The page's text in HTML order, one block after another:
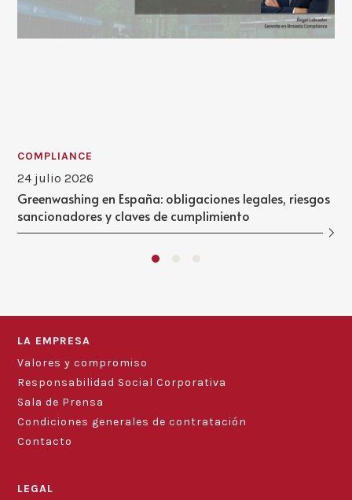
COMPLIANCE
24 julio 2026
Greenwashing en España: obligaciones legales, riesgos
sancionadores y claves de cumplimiento
LA EMPRESA
Valores y compromiso
Responsabilidad Social Corporativa
Sala de Prensa
Condiciones generales de contratación
Contacto
LEGAL